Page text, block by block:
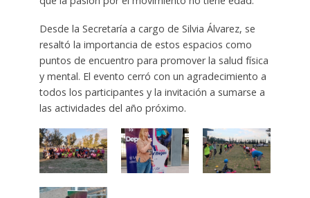
Desde la Secretaría a cargo de Silvia Álvarez, se
resaltó la importancia de estos espacios como
puntos de encuentro para promover la salud física
y mental. El evento cerró con un agradecimiento a
todos los participantes y la invitación a sumarse a
las actividades del año próximo.